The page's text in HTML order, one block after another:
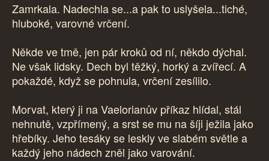
Zamrkala. Nadechla se...a pak to uslyšela...tiché,
hluboké, varovné vrčení.
Někde ve tmě, jen pár kroků od ní, někdo dýchal.
Ne však lidsky. Dech byl těžký, horký a zvířecí. A
pokaždé, když se pohnula, vrčení zesílilo.
Morvat, který ji na Vaelorianův příkaz hlídal, stál
nehnutě, vzpřímený, a srst se mu na šíji ježila jako
hřebíky. Jeho tesáky se leskly ve slabém světle a
každý jeho nádech zněl jako varování.